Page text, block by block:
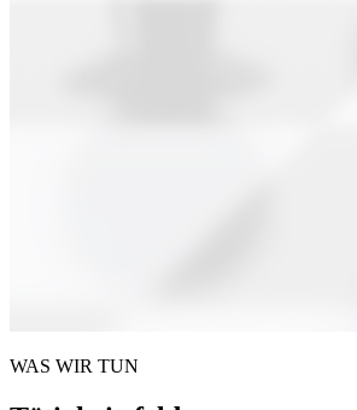
WAS WIR TUN